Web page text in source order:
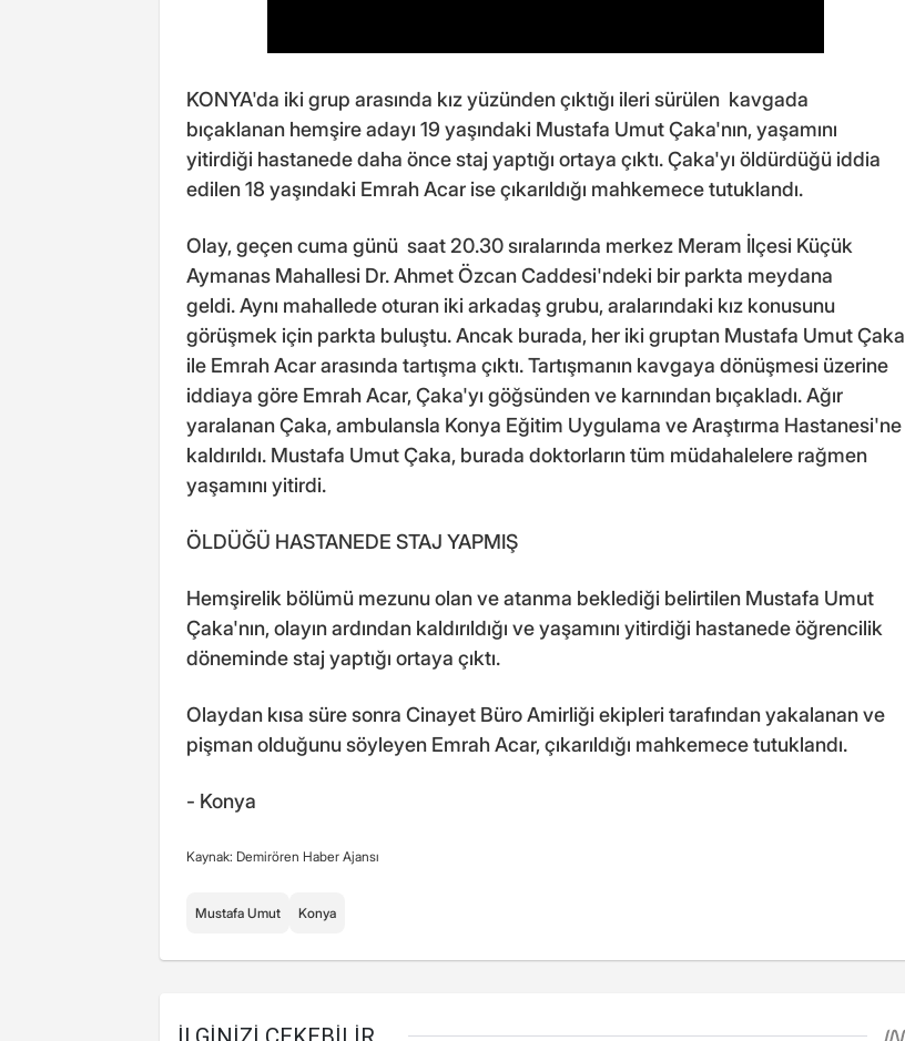
KONYA'da iki grup arasında kız yüzünden çıktığı ileri sürülen kavgada
bıçaklanan hemşire adayı 19 yaşındaki Mustafa Umut Çaka'nın, yaşamını
yitirdiği hastanede daha önce staj yaptığı ortaya çıktı. Çaka'yı öldürdüğü iddia
edilen 18 yaşındaki Emrah Acar ise çıkarıldığı mahkemece tutuklandı.
Olay, geçen cuma günü saat 20.30 sıralarında merkez Meram İlçesi Küçük
Aymanas Mahallesi Dr. Ahmet Özcan Caddesi'ndeki bir parkta meydana
geldi. Aynı mahallede oturan iki arkadaş grubu, aralarındaki kız konusunu
görüşmek için parkta buluştu. Ancak burada, her iki gruptan Mustafa Umut Çaka
ile Emrah Acar arasında tartışma çıktı. Tartışmanın kavgaya dönüşmesi üzerine
iddiaya göre Emrah Acar, Çaka'yı göğsünden ve karnından bıçakladı. Ağır
yaralanan Çaka, ambulansla Konya Eğitim Uygulama ve Araştırma Hastanesi'ne
kaldırıldı. Mustafa Umut Çaka, burada doktorların tüm müdahalelere rağmen
yaşamını yitirdi.
ÖLDÜĞÜ HASTANEDE STAJ YAPMIŞ
Hemşirelik bölümü mezunu olan ve atanma beklediği belirtilen Mustafa Umut
Çaka'nın, olayın ardından kaldırıldığı ve yaşamını yitirdiği hastanede öğrencilik
döneminde staj yaptığı ortaya çıktı.
Olaydan kısa süre sonra Cinayet Büro Amirliği ekipleri tarafından yakalanan ve
pişman olduğunu söyleyen Emrah Acar, çıkarıldığı mahkemece tutuklandı.
- Konya
Kaynak: Demirören Haber Ajansı
Mustafa Umut Konya